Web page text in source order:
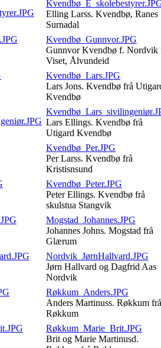
Elling Larss. Kvendbø, Ranes
Surnadal
Kvendbø_Gunnvor.JPG
Gunnvor Kvendbø f. Nordvik
Viset, Ålvundeid
Kvendbø_Lars.JPG
Lars Jons. Kvendbø frå
Kvendbø
Lars Ellings. Kvendbø frå
Utigard Kvendbø
Kvendbø_Per.JPG
Per Larss. Kvendbø frå
Kristisnsund
Kvendbø_Peter.JPG
Peter Ellings. Kvendbø frå
skulstua Stangvik
Mogstad_Johannes.JPG
Johannes Johns. Mogstad frå
Glærum
Nordvik_JørnHallvard.JPG
Jørn Hallvard og Dagfrid Aas
Nordvik
Røkkum_Anders.JPG
Anders Martinuss. Røkkum frå
Røkkum
Røkkum_Marie_Brit.JPG
Brit og Marie Martinusd.